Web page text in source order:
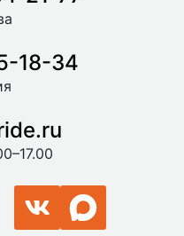
18-34